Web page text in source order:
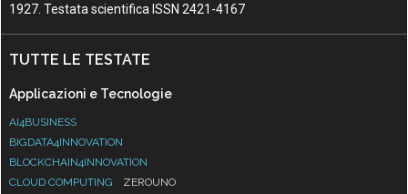
1927. Testata scientifica ISSN 2421-4167
TUTTE LE TESTATE
Applicazioni e Tecnologie
AI4BUSINESS
BIGDATA4INNOVATION
BLOCKCHAIN4INNOVATION
CLOUD COMPUTING
ZEROUNO